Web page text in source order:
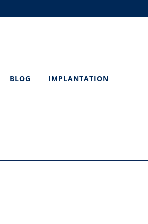
BLOG IMPLANTATION